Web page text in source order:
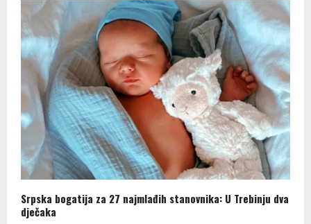
Srpska bogatija za 27 najmlađih stanovnika: U Trebinju dva
dječaka